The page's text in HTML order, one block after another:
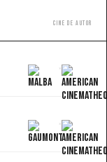
Cine de autor
×
×